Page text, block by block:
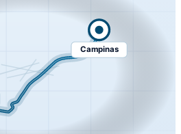
Campinas